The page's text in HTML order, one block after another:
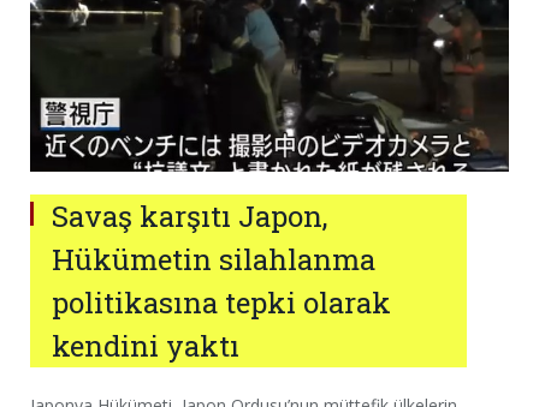
Savaş karşıtı Japon,
Hükümetin silahlanma
politikasına tepki olarak
kendini yaktı